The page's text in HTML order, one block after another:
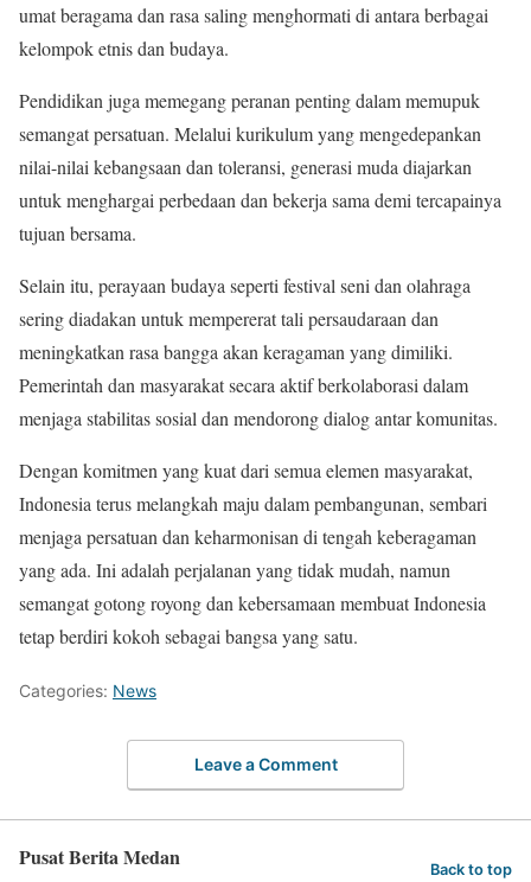
umat beragama dan rasa saling menghormati di antara berbagai
kelompok etnis dan budaya.
Pendidikan juga memegang peranan penting dalam memupuk
semangat persatuan. Melalui kurikulum yang mengedepankan
nilai-nilai kebangsaan dan toleransi, generasi muda diajarkan
untuk menghargai perbedaan dan bekerja sama demi tercapainya
tujuan bersama.
Selain itu, perayaan budaya seperti festival seni dan olahraga
sering diadakan untuk mempererat tali persaudaraan dan
meningkatkan rasa bangga akan keragaman yang dimiliki.
Pemerintah dan masyarakat secara aktif berkolaborasi dalam
menjaga stabilitas sosial dan mendorong dialog antar komunitas.
Dengan komitmen yang kuat dari semua elemen masyarakat,
Indonesia terus melangkah maju dalam pembangunan, sembari
menjaga persatuan dan keharmonisan di tengah keberagaman
yang ada. Ini adalah perjalanan yang tidak mudah, namun
semangat gotong royong dan kebersamaan membuat Indonesia
tetap berdiri kokoh sebagai bangsa yang satu.
Categories: News
Leave a Comment
Pusat Berita Medan Back to top